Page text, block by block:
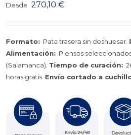
Desde 270,10 €
Formato: Pata trasera sin deshuesar.
Alimentación: Piensos
(Salamanca). Tiempo de curación:
horas gratis. Envío cortado a